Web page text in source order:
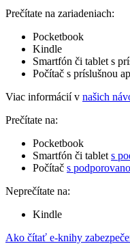
Prečítate na zariadeniach:
Pocketbook
Kindle
Smartfón či tablet s
Počítač s príslušnou
Viac informácií v našich
Prečítate na:
Pocketbook
Smartfón či tablet s
Počítač s
Neprečítate na:
Kindle
Ako čítať e-knihy